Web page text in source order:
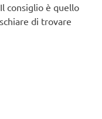
consiglio è quello
di trovare